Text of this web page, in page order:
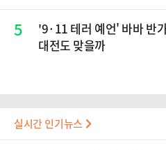
5
'9·11 테러 예언' 바바 반
대전도 맞을까
실시간 인기뉴스